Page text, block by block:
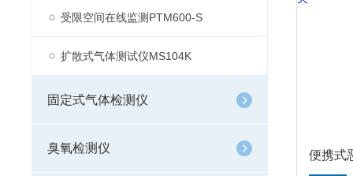
受限空间在线监测PTM600-S
扩散式气体测试仪MS104K
固定式气体检测仪
臭氧检测仪